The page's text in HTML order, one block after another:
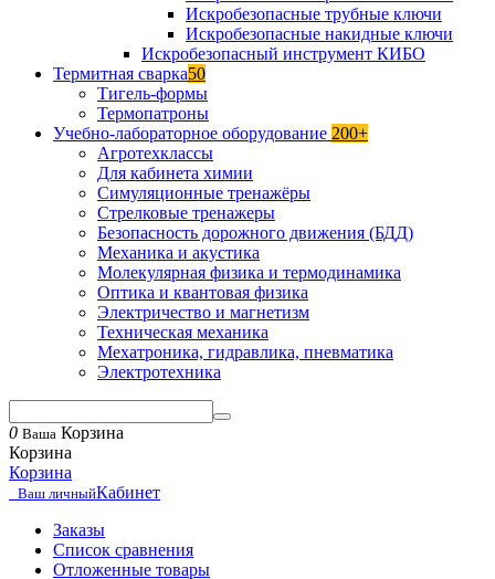
Искробезопасные трубные ключи
Искробезопасные накидные ключи
Искробезопасный инструмент КИБО
Термитная сварка50
Тигель-формы
Термопатроны
Учебно-лабораторное оборудование 200+
Агротехклассы
Для кабинета химии
Симуляционные тренажёры
Стрелковые тренажеры
Безопасность дорожного движения (БДД)
Механика и акустика
Молекулярная физика и термодинамика
Оптика и квантовая физика
Электричество и магнетизм
Техническая механика
Мехатроника, гидравлика, пневматика
Электротехника
0 Ваша Корзина
Корзина
Корзина
Ваш личныйКабинет
Заказы
Список сравнения
Отложенные товары